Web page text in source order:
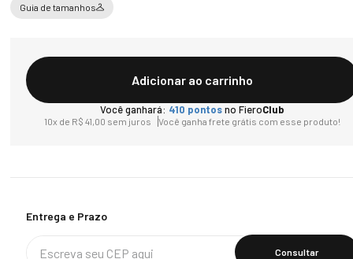
Guia de tamanhos
Adicionar ao carrinho
Você ganhará: 410 pontosno FieroClub
10x de R$ 41,00 sem juros Você ganha frete grátis com esse produto!
Calcular O Frete